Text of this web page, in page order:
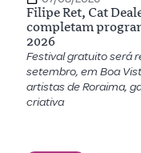
Filipe Ret, Cat
completam
2026
Festival gratuito será
setembro, em Boa
artistas de Roraima,
criativa